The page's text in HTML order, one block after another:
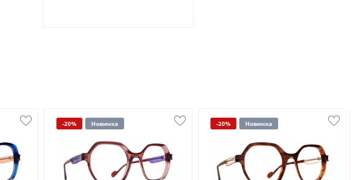
-20% Новинка -20% Новинка